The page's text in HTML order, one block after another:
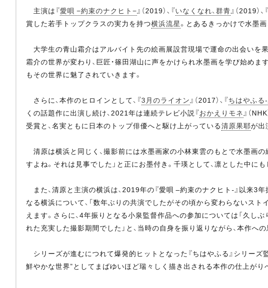
主演は『愛唄 −約束のナクヒト−』（2019）、『いなくなれ、群青』（2019）、『
賞した若手トップクラスの実力を持つ横浜流星。とあるきっかけで水墨
大学生の青山霜介はアルバイト先の絵画展設営現場で運命の出会いを
霜介の世界が変わり、巨匠・篠田湖山に声をかけられ水墨画を学び始めま
もその世界に魅了されていきます。
さらに、本作のヒロインとして、『3月のライオン』（2017）、『ちはやふる
くの話題作に出演し続け、2021年は連続テレビ小説『おかえりモネ』（
受賞と、名実ともに日本のトップ俳優へと駆け上がっている清原果耶が出
清原は横浜と同じく、撮影前には水墨画家の小林東雲のもとで水墨画
すよね。それは見事でした」と正にお墨付き。千瑛として、凛とした中に
また、清原と主演の横浜は、2019年の『愛唄 –約束のナクヒト-』以来3年
なる横浜について、「数年ぶりの共演でしたがその頃から変わらないス
えます。さらに、4年振りとなる小泉監督作品への参加については「久し
れた充実した撮影期間でした」と、当時の自身を振り返りながら、本作へ
シリーズが進むにつれて爆発的ヒットとなった『ちはやふる』シリーズ
鮮やかな世界”としてまばゆいほど瑞々しく描き出される本作の仕上がり